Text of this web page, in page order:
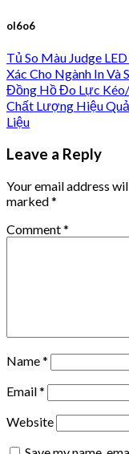
ol6o6
Tủ So Màu Judge
Xác Cho Ngành In Và
Đồng Hồ Đo Lực
Chất Lượng Hiệu
Liệu
Leave a Reply
Your email address
marked*
Comment*
Name*
Email*
Website